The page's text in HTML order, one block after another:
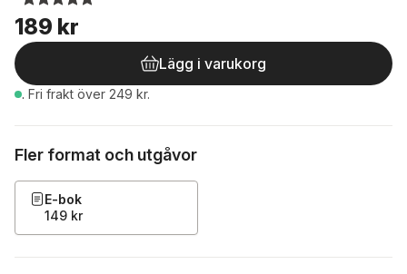
189 kr
Lägg i varukorg
. Fri frakt över 249 kr.
Fler format och utgåvor
E-bok
149 kr